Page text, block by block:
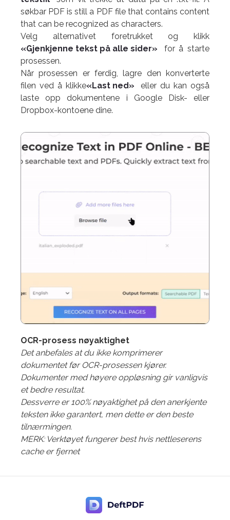
søkbar PDF is still a PDF file that contains content
that can be recognized as characters.
Velg alternativet foretrukket og klikk
«Gjenkjenne tekst på alle sider»
for å starte
prosessen.
Når prosessen er ferdig, lagre den konverterte
filen ved å klikke«Last ned»
eller du kan også
laste opp dokumentene i Google Disk- eller
Dropbox-kontoene dine.
OCR-prosess nøyaktighet
Det anbefales at du ikke komprimerer
dokumentet før OCR-prosessen kjører.
Dokumenter med høyere oppløsning gir vanligvis
et bedre resultat.
Dessverre er 100% nøyaktighet på den anerkjente
teksten ikke garantert, men dette er den beste
tilnærmingen.
MERK: Verktøyet fungerer best hvis nettleserens
cache er fjernet